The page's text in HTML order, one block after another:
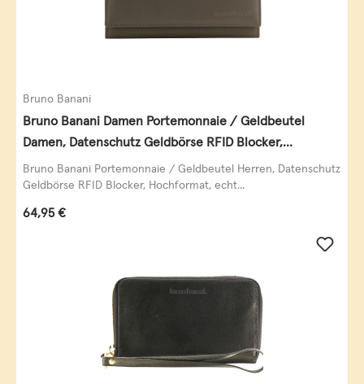
Bruno Banani
Bruno Banani Damen Portemonnaie / Geldbeutel
Damen, Datenschutz Geldbörse RFID Blocker,
Querformat, echt Leder, taupe
Bruno Banani Portemonnaie / Geldbeutel Herren, Datenschutz
Geldbörse RFID Blocker, Hochformat, echt...
Regulärer Preis:
64,95 €